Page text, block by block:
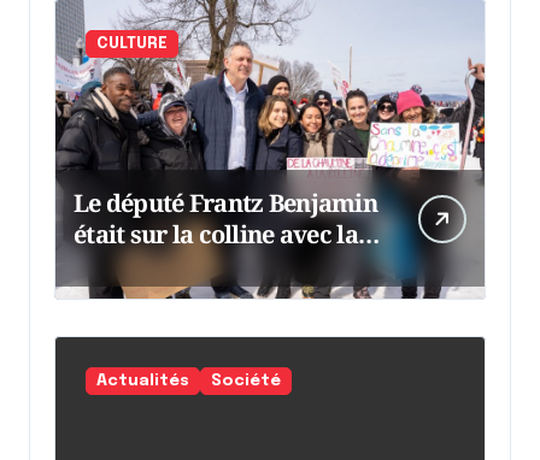
CULTURE
Le député Frantz Benjamin
était sur la colline avec la
chaumine
Actualités Société